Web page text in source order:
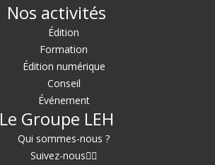
Nos activités
Édition
Formation
Édition numérique
Conseil
Événement
Le Groupe LEH
Qui sommes-nous ?
Suivez-nous